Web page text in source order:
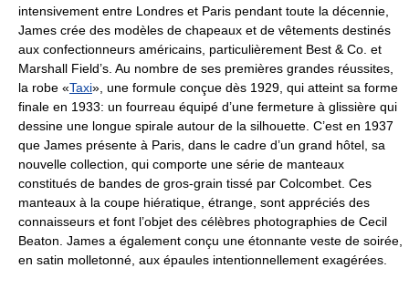
intensivement entre Londres et Paris pendant toute la décennie,
James crée des modèles de chapeaux et de vêtements destinés
aux confectionneurs américains, particulièrement Best & Co. et
Marshall Field’s. Au nombre de ses premières grandes réussites,
la robe «Taxi», une formule conçue dès 1929, qui atteint sa forme
finale en 1933: un fourreau équipé d’une fermeture à glissière qui
dessine une longue spirale autour de la silhouette. C’est en 1937
que James présente à Paris, dans le cadre d’un grand hôtel, sa
nouvelle collection, qui comporte une série de manteaux
constitués de bandes de gros-grain tissé par Colcombet. Ces
manteaux à la coupe hiératique, étrange, sont appréciés des
connaisseurs et font l’objet des célèbres photographies de Cecil
Beaton. James a également conçu une étonnante veste de soirée,
en satin molletonné, aux épaules intentionnellement exagérées.